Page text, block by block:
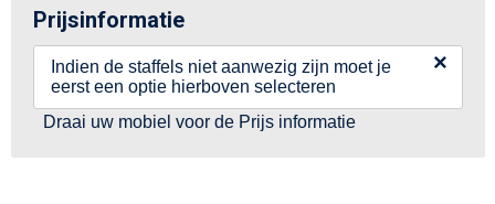
Prijsinformatie
Indien de staffels niet aanwezig zijn moet je
eerst een optie hierboven selecteren
×
Draai uw mobiel voor de Prijs informatie